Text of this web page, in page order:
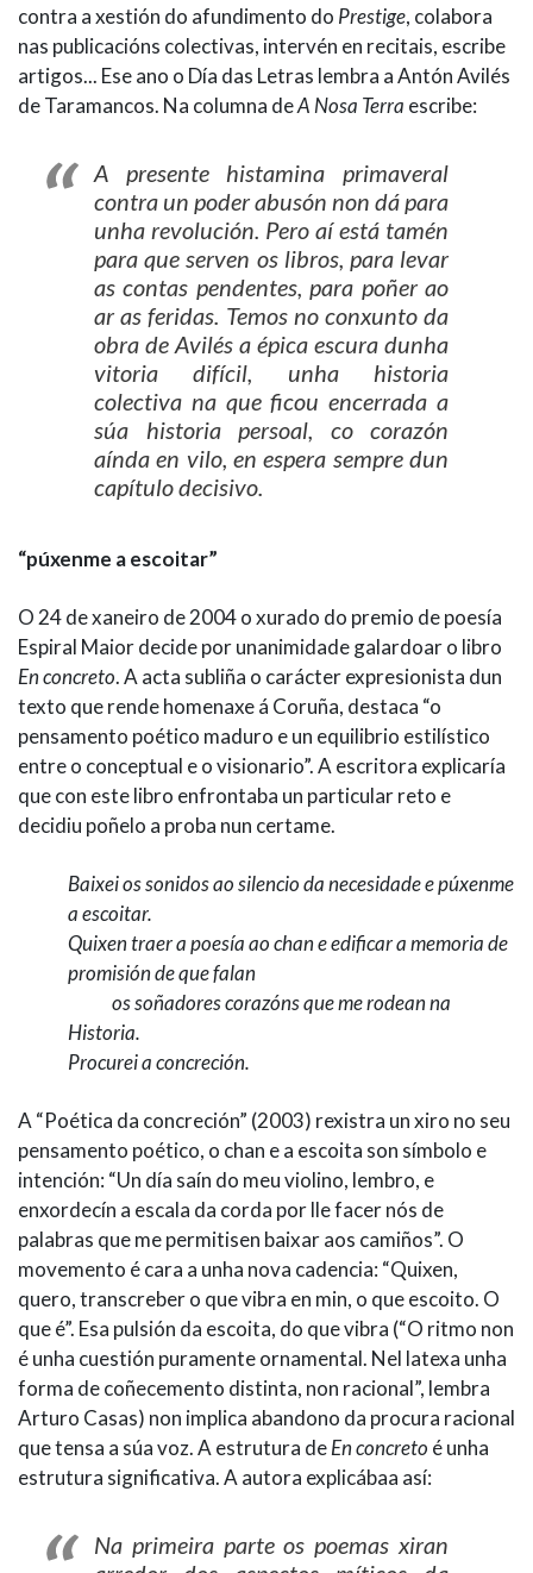
contra a xestión do afundimento do Prestige, colabora
nas publicacións colectivas, intervén en recitais, escribe
artigos... Ese ano o Día das Letras lembra a Antón Avilés
de Taramancos. Na columna deA Nosa Terra escribe:
A presente histamina primaveral
contra un poder abusón non dá para
unha revolución. Pero aí está tamén
para que serven os libros, para levar
as contas pendentes, para poñer ao
ar as feridas. Temos no conxunto da
obra de Avilés a épica escura dunha
vitoria difícil, unha historia
colectiva na que ficou encerrada a
súa historia persoal, co corazón
aínda en vilo, en espera sempre dun
capítulo decisivo.
“púxenme a escoitar”
O 24 de xaneiro de 2004 o xurado do premio de poesía
Espiral Maior decide por unanimidade galardoar o libro
En concreto. A acta subliña o carácter expresionista dun
texto que rende homenaxe á Coruña, destaca “o
pensamento poético maduro e un equilibrio estilístico
entre o conceptual e o visionario”. A escritora explicaría
que con este libro enfrontaba un particular reto e
decidiu poñelo a proba nun certame.
Baixei os sonidos ao silencio da necesidade e púxenme
a escoitar.
Quixen traer a poesía ao chan e edificar a memoria de
promisión de que falan
os soñadores corazóns que me rodean na
Historia.
Procurei a concreción.
A “Poética da concreción” (2003) rexistra un xiro no seu
pensamento poético, o chan e a escoita son símbolo e
intención: “Un día saín do meu violino, lembro, e
enxordecín a escala da corda por lle facer nós de
palabras que me permitisen baixar aos camiños”. O
movemento é cara a unha nova cadencia: “Quixen,
quero, transcreber o que vibra en min, o que escoito. O
que é”. Esa pulsión da escoita, do que vibra (“O ritmo non
é unha cuestión puramente ornamental. Nel latexa unha
forma de coñecemento distinta, non racional”, lembra
Arturo Casas) non implica abandono da procura racional
que tensa a súa voz. A estrutura deEn concreto é unha
estrutura significativa. A autora explicábaa así:
Na primeira parte os poemas xiran